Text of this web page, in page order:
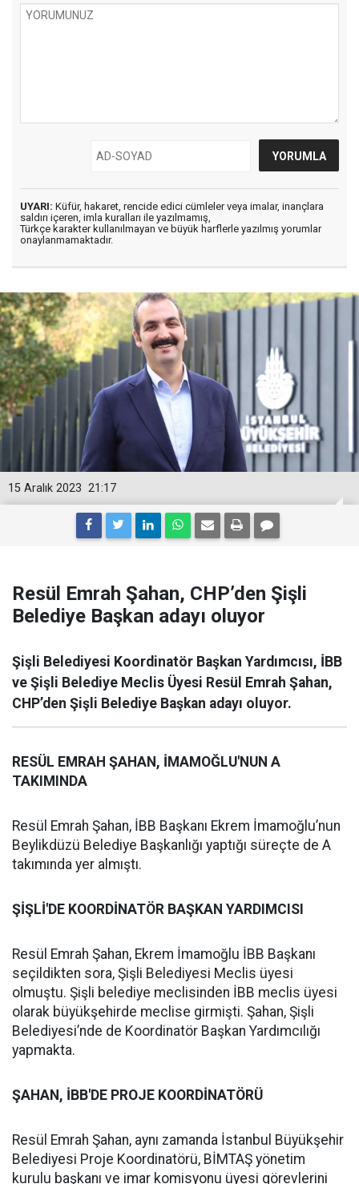
UYARI: Küfür, hakaret, rencide edici cümleler veya imalar, inançlara
saldırı içeren, imla kuralları ile yazılmamış,
Türkçe karakter kullanılmayan ve büyük harflerle yazılmış yorumlar
onaylanmamaktadır.
21:17
15 Aralık 2023
Resül Emrah Şahan, CHP’den Şişli
Belediye Başkan adayı oluyor
Şişli Belediyesi Koordinatör Başkan Yardımcısı, İBB
ve Şişli Belediye Meclis Üyesi Resül Emrah Şahan,
CHP’den Şişli Belediye Başkan adayı oluyor.
RESÜL EMRAH ŞAHAN, İMAMOĞLU'NUN A
TAKIMINDA
Resül Emrah Şahan, İBB Başkanı Ekrem İmamoğlu’nun
Beylikdüzü Belediye Başkanlığı yaptığı süreçte de A
takımında yer almıştı.
ŞİŞLİ'DE KOORDİNATÖR BAŞKAN YARDIMCISI
Resül Emrah Şahan, Ekrem İmamoğlu İBB Başkanı
seçildikten sora, Şişli Belediyesi Meclis üyesi
olmuştu. Şişli belediye meclisinden İBB meclis üyesi
olarak büyükşehirde meclise girmişti. Şahan, Şişli
Belediyesi’nde de Koordinatör Başkan Yardımcılığı
yapmakta.
ŞAHAN, İBB'DE PROJE KOORDİNATÖRÜ
Resül Emrah Şahan, aynı zamanda İstanbul Büyükşehir
Belediyesi Proje Koordinatörü, BİMTAŞ yönetim
kurulu başkanı ve imar komisyonu üyesi görevlerini